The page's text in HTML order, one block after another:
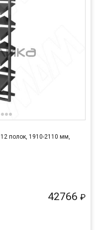
полок, 1910-2110 мм,
42766 ₽